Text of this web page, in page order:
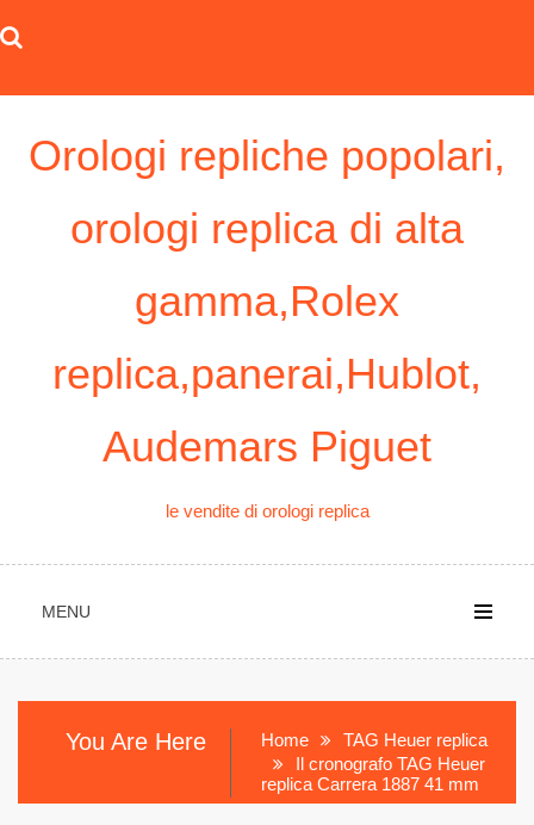
to
Orologi repliche popolari,
orologi replica di alta
gamma,Rolex
replica,panerai,Hublot,
Audemars Piguet
le vendite di orologi replica
MENU
You Are Here Home
TAG Heuer replica
Il cronografo TAG Heuer
replica Carrera 1887 41 mm